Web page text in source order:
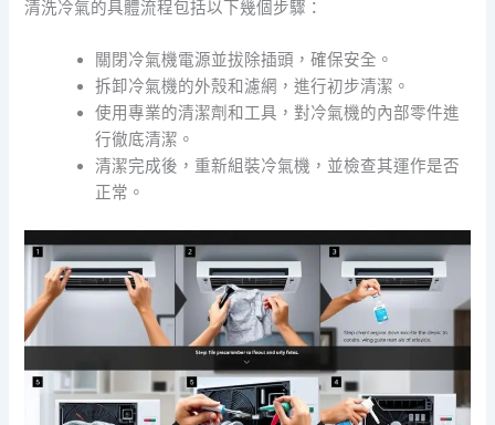
清洗冷氣的具體流程包括以下幾個步驟：
關閉冷氣機電源並拔除插頭，確保安全。
拆卸冷氣機的外殼和濾網，進行初步清潔。
使用專業的清潔劑和工具，對冷氣機的內部零件進
行徹底清潔。
清潔完成後，重新組裝冷氣機，並檢查其運作是否
正常。